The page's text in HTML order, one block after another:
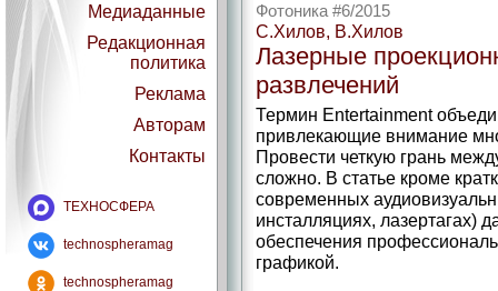
Медиаданные
Редакционная
политика
Реклама
Авторам
Контакты
ТЕХНОСФЕРА
technospheramag
technospheramag
Фотоника #6/2015
C.Хилов, В.Хилов
Лазерные
развлечений
Термин Entertainment
привлекающие внимание
Провести четкую грань
сложно. В статье кроме
современных
инсталляциях, лазертагах)
обеспечения
графикой.